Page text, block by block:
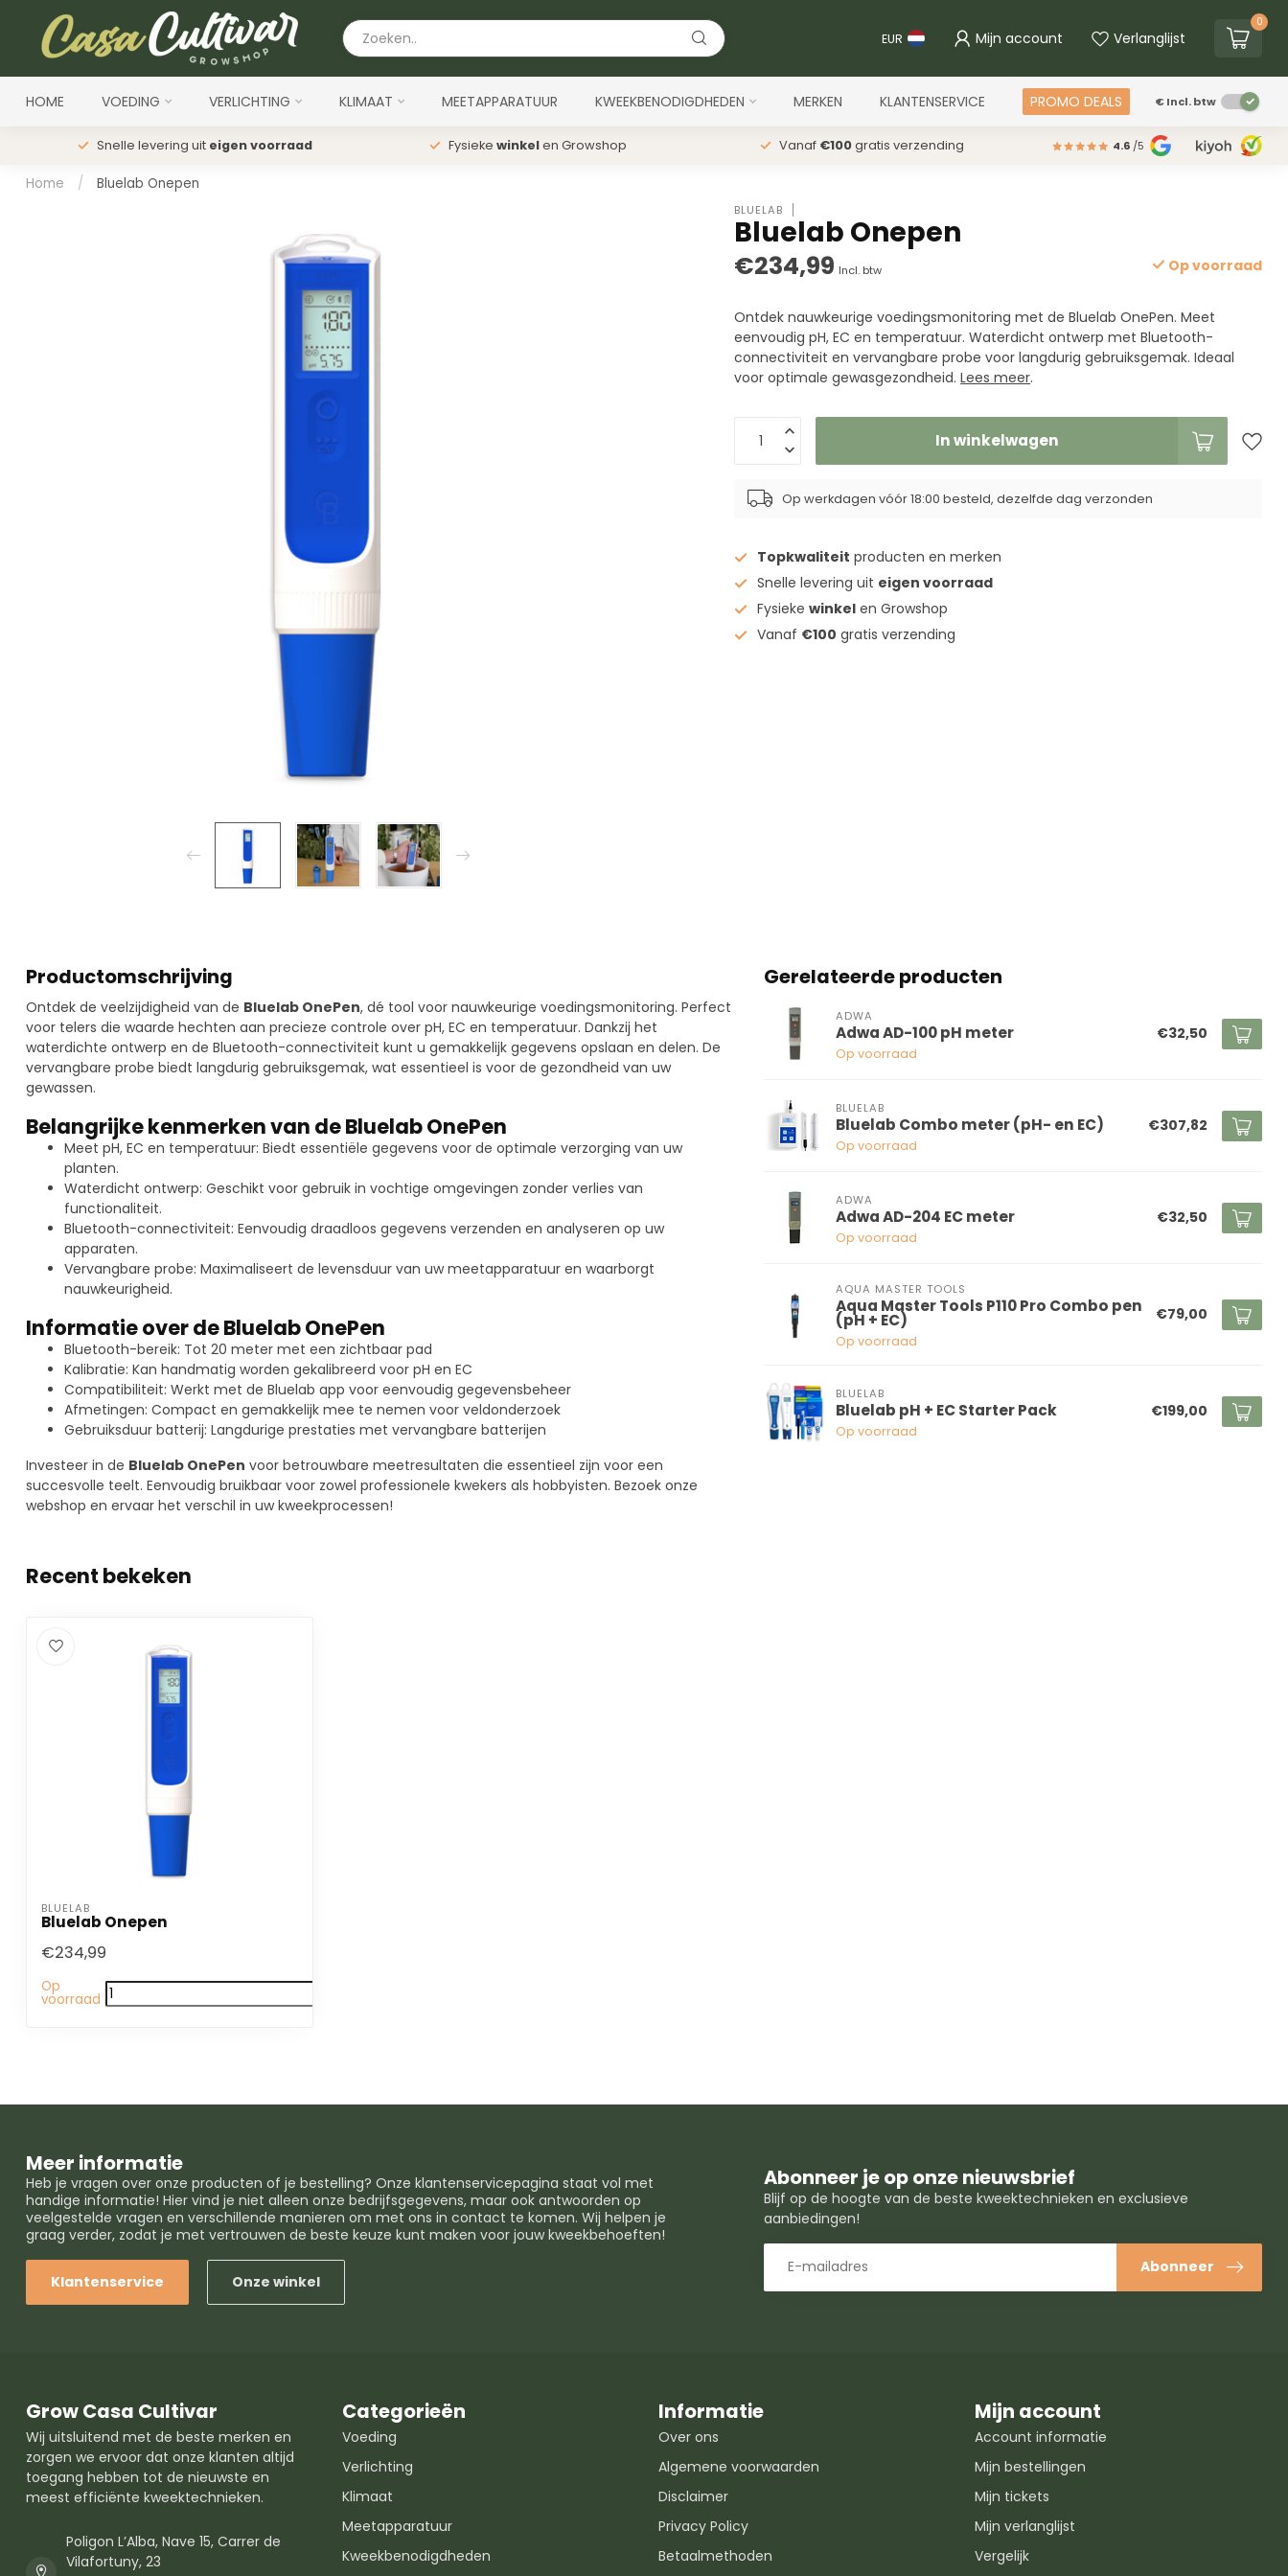
EUR Mijn account Verlanglijst
0
HOME VOEDING VERLICHTING KLIMAAT MEETAPPARATUUR KWEEKBENODIGDHEDEN MERKEN KLANTENSERVICE PROMO DEALS €Incl. btw
Snelle levering uit eigen voorraad Fysieke winkelen Growshop Vanaf €100gratis verzending 4.6 /5
Home / Bluelab Onepen
BLUELAB
Bluelab Onepen
€234,99 Incl. btw Op voorraad
Ontdek nauwkeurige voedingsmonitoring met de Bluelab OnePen. Meet
eenvoudig pH, EC en temperatuur. Waterdicht ontwerp met Bluetooth-
connectiviteit en vervangbare probe voor langdurig gebruiksgemak. Ideaal
voor optimale gewasgezondheid.Lees meer.
In winkelwagen
Op werkdagen vóór 18:00 besteld, dezelfde dag verzonden
Topkwaliteit producten en merken
Snelle levering uit eigen voorraad
Fysiekewinkel en Growshop
Vanaf €100 gratis verzending
Productomschrijving
Ontdek de veelzijdigheid van de Bluelab OnePen, dé tool voor nauwkeurige voedingsmonitoring. Perfect
voor telers die waarde hechten aan precieze controle over pH, EC en temperatuur. Dankzij het
waterdichte ontwerp en de Bluetooth-connectiviteit kunt u gemakkelijk gegevens opslaan en delen. De
vervangbare probe biedt langdurig gebruiksgemak, wat essentieel is voor de gezondheid van uw
gewassen.
Belangrijke kenmerken van de Bluelab OnePen
Meet pH, EC en temperatuur: Biedt essentiële gegevens voor de optimale verzorging van uw
planten.
Waterdicht ontwerp: Geschikt voor gebruik in vochtige omgevingen zonder verlies van
functionaliteit.
Bluetooth-connectiviteit: Eenvoudig draadloos gegevens verzenden en analyseren op uw
apparaten.
Vervangbare probe: Maximaliseert de levensduur van uw meetapparatuur en waarborgt
nauwkeurigheid.
Informatie over de Bluelab OnePen
Bluetooth-bereik: Tot 20 meter met een zichtbaar pad
Kalibratie: Kan handmatig worden gekalibreerd voor pH en EC
Compatibiliteit: Werkt met de Bluelab app voor eenvoudig gegevensbeheer
Afmetingen: Compact en gemakkelijk mee te nemen voor veldonderzoek
Gebruiksduur batterij: Langdurige prestaties met vervangbare batterijen
Investeer in de Bluelab OnePen voor betrouwbare meetresultaten die essentieel zijn voor een
succesvolle teelt. Eenvoudig bruikbaar voor zowel professionele kwekers als hobbyisten. Bezoek onze
webshop en ervaar het verschil in uw kweekprocessen!
Gerelateerde producten
ADWA
Adwa AD-100 pH meter
Op voorraad
€32,50
BLUELAB
Bluelab Combo meter (pH- en EC)
Op voorraad
€307,82
ADWA
Adwa AD-204 EC meter
Op voorraad
€32,50
AQUA MASTER TOOLS
Aqua Master Tools P110 Pro Combo pen
(pH + EC)
Op voorraad
€79,00
BLUELAB
Bluelab pH + EC Starter Pack
Op voorraad
€199,00
Recent bekeken
BLUELAB
Bluelab Onepen
€234,99
Op
voorraad
Meer informatie
Heb je vragen over onze producten of je bestelling? Onze klantenservicepagina staat vol met
handige informatie! Hier vind je niet alleen onze bedrijfsgegevens, maar ook antwoorden op
veelgestelde vragen en verschillende manieren om met ons in contact te komen. Wij helpen je
graag verder, zodat je met vertrouwen de beste keuze kunt maken voor jouw kweekbehoeften!
Klantenservice Onze winkel
Abonneer je op onze nieuwsbrief
Blijf op de hoogte van de beste kweektechnieken en exclusieve
aanbiedingen!
Abonneer
Grow Casa Cultivar
Wij uitsluitend met de beste merken en
zorgen we ervoor dat onze klanten altijd
toegang hebben tot de nieuwste en
meest efficiënte kweektechnieken.
Poligon L’Alba, Nave 15, Carrer de
Vilafortuny, 23
Categorieën
Voeding
Verlichting
Klimaat
Meetapparatuur
Kweekbenodigdheden
Informatie
Over ons
Algemene voorwaarden
Disclaimer
Privacy Policy
Betaalmethoden
Mijn account
Account informatie
Mijn bestellingen
Mijn tickets
Mijn verlanglijst
Vergelijk